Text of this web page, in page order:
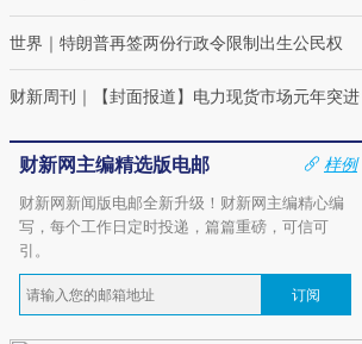
世界 ｜ 特朗普再签两份行政令限制出生公民权
财新周刊 ｜ 【封面报道】电力现货市场元年突进
财新网主编精选版电邮
样例
财新网新闻版电邮全新升级！财新网主编精心编
写，每个工作日定时投递，篇篇重磅，可信可
引。
订阅